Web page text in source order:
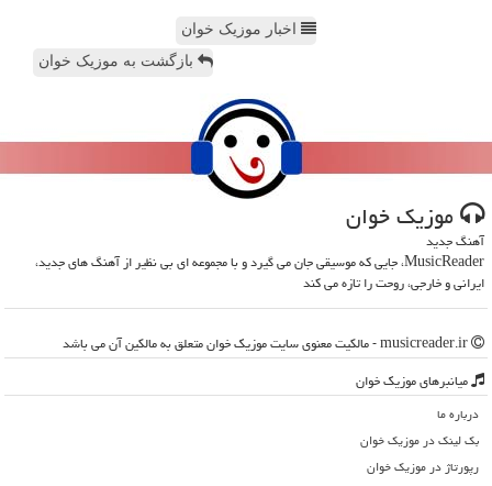
اخبار موزیک خوان
بازگشت به موزیک خوان
موزیك خوان
آهنگ جدید
MusicReader، جایی که موسیقی جان می گیرد و با مجموعه ای بی نظیر از آهنگ های جدید،
ایرانی و خارجی، روحت را تازه می کند
میانبرهای موزیك خوان
درباره ما
بک لینک در موزیك خوان
رپورتاژ در موزیك خوان